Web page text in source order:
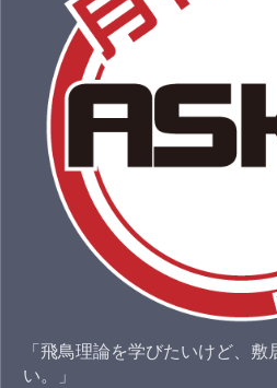
「飛鳥理論を学びたいけど、
い。」